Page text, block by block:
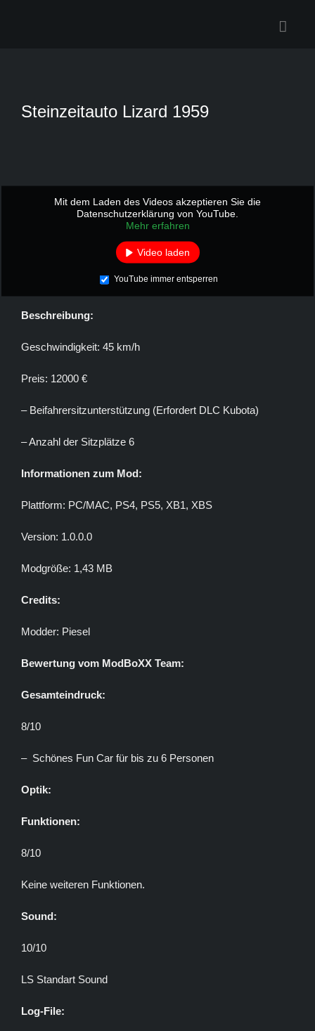
Steinzeitauto Lizard 1959
Mit dem Laden des Videos akzeptieren Sie die
Datenschutzerklärung von YouTube.
Mehr erfahren
Video laden
YouTube immer entsperren
Beschreibung:
Geschwindigkeit: 45 km/h
Preis: 12000 €
– Beifahrersitzunterstützung (Erfordert DLC Kubota)
– Anzahl der Sitzplätze 6
Informationen zum Mod:
Plattform: PC/MAC, PS4, PS5, XB1, XBS
Version: 1.0.0.0
Modgröße: 1,43 MB
Credits:
Modder: Piesel
Bewertung vom ModBoXX Team:
Gesamteindruck:
8/10
– Schönes Fun Car für bis zu 6 Personen
Optik:
Funktionen:
8/10
Keine weiteren Funktionen.
Sound:
10/10
LS Standart Sound
Log-File: